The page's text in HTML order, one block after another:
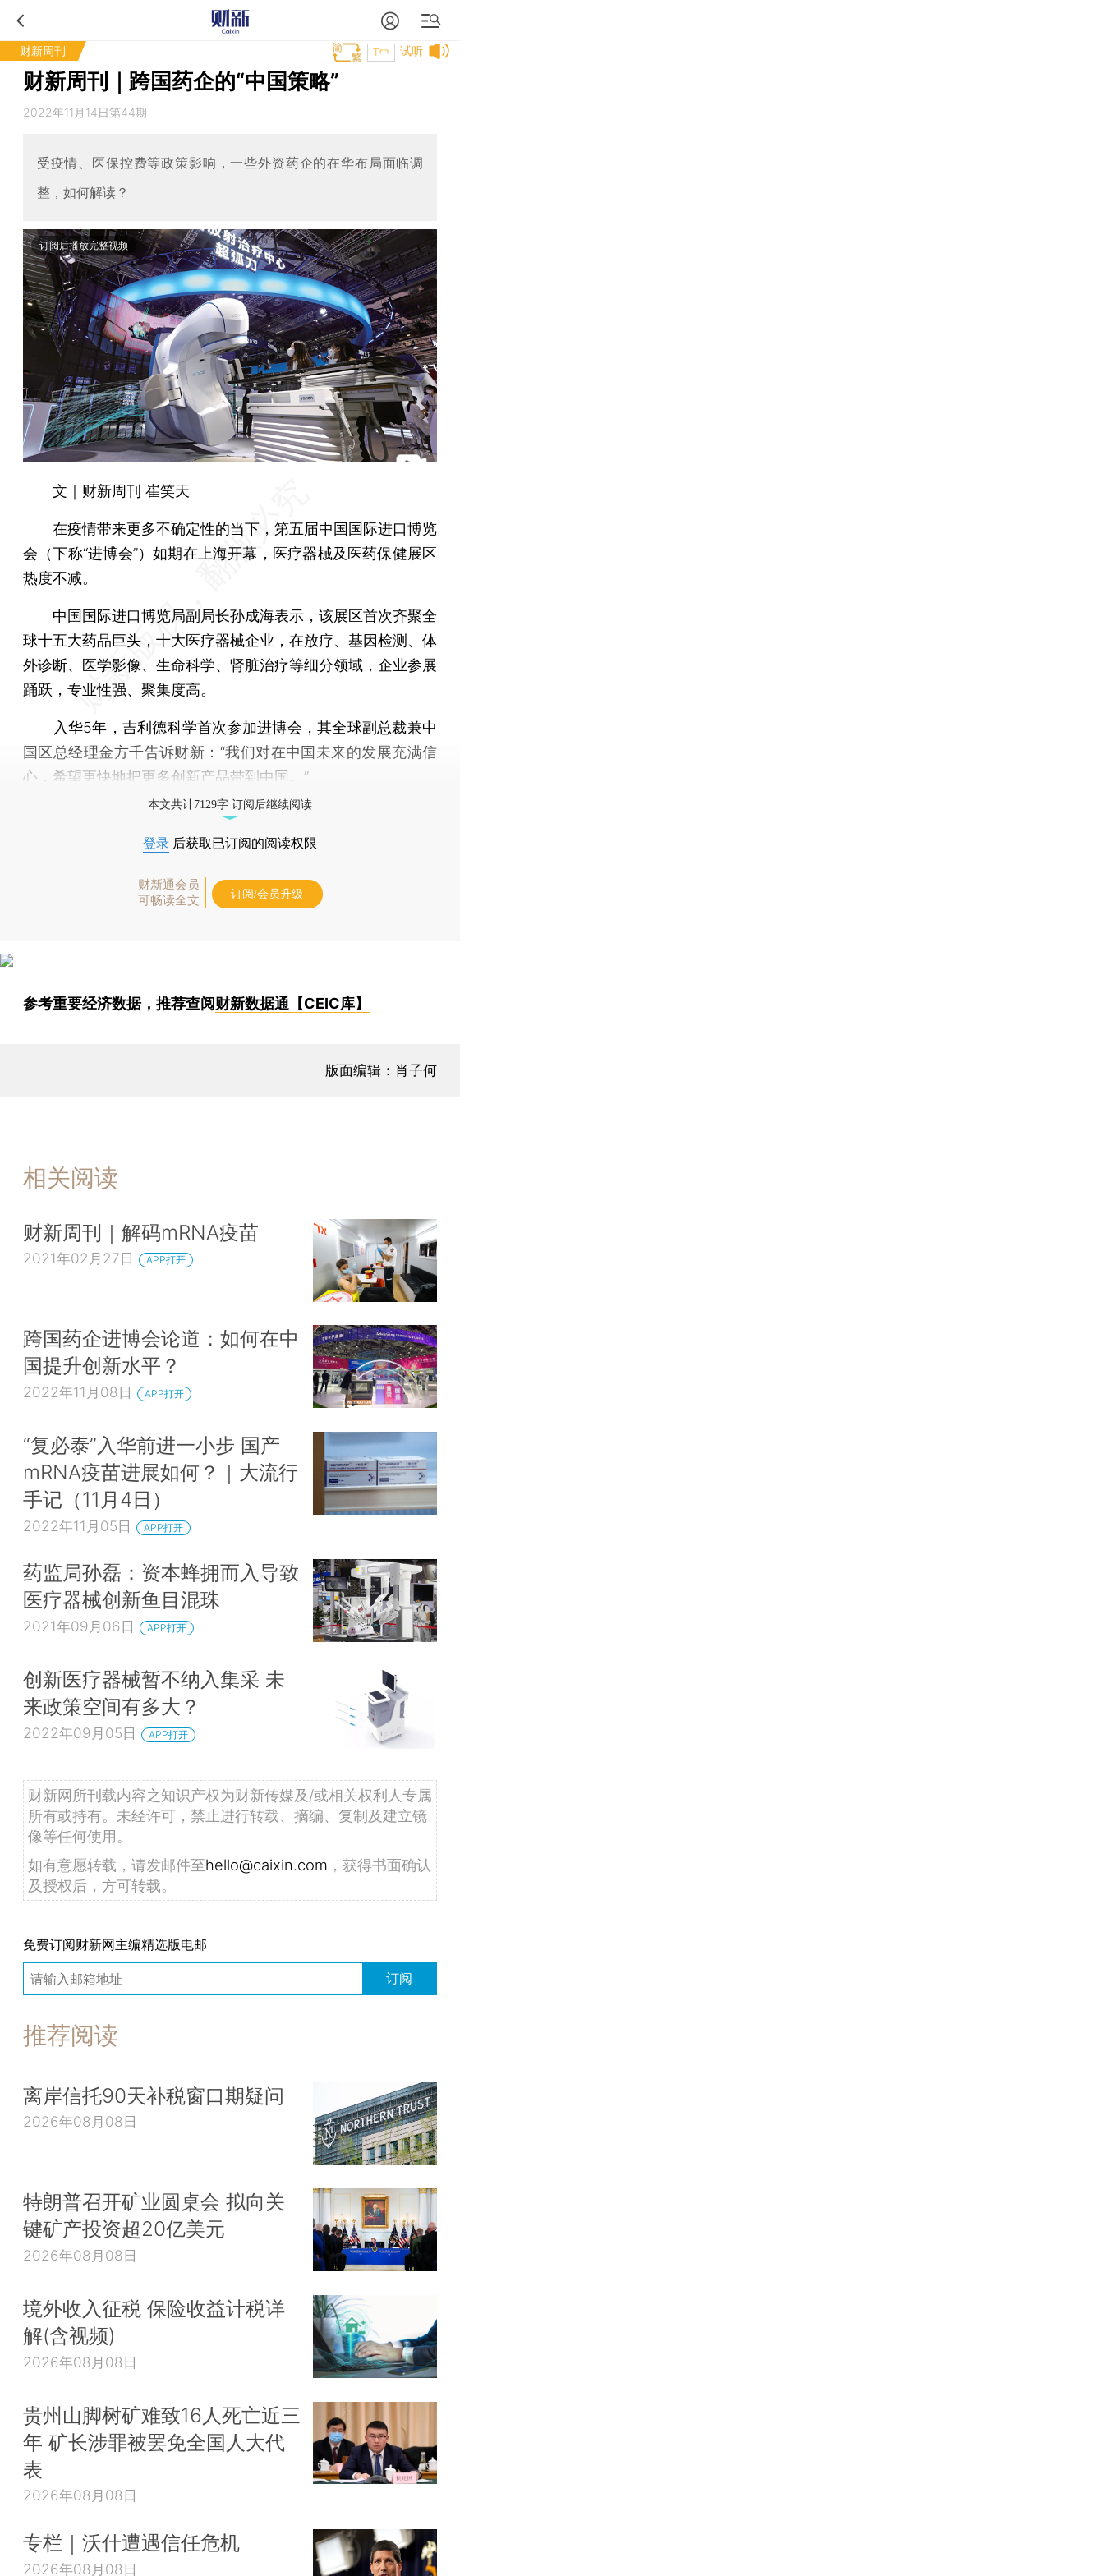
财新周刊 试听
T中
财新周刊｜跨国药企的“中国策略”
2022年11月14日第44期
受疫情、医保控费等政策影响，一些外资药企的在华布局面临调
整，如何解读？
订阅后播放完整视频
文｜财新周刊 崔笑天
在疫情带来更多不确定性的当下，第五届中国国际进口博览
会（下称“进博会”）如期在上海开幕，医疗器械及医药保健展区
热度不减。
中国国际进口博览局副局长孙成海表示，该展区首次齐聚全
球十五大药品巨头，十大医疗器械企业，在放疗、基因检测、体
外诊断、医学影像、生命科学、肾脏治疗等细分领域，企业参展
踊跃，专业性强、聚集度高。
入华5年，吉利德科学首次参加进博会，其全球副总裁兼中
国区总经理金方千告诉财新：“我们对在中国未来的发展充满信
心，希望更快地把更多创新产品带到中国。”
本文共计7129字 订阅后继续阅读
登录 后获取已订阅的阅读权限
财新通会员
可畅读全文
订阅/会员升级
参考重要经济数据，推荐查阅财新数据通【CEIC库】
版面编辑：肖子何
相关阅读
财新周刊｜解码mRNA疫苗
2021年02月27日 APP打开
跨国药企进博会论道：如何在中
国提升创新水平？
2022年11月08日 APP打开
“复必泰”入华前进一小步 国产
mRNA疫苗进展如何？｜大流行
手记（11月4日）
2022年11月05日 APP打开
药监局孙磊：资本蜂拥而入导致
医疗器械创新鱼目混珠
2021年09月06日 APP打开
创新医疗器械暂不纳入集采 未
来政策空间有多大？
2022年09月05日 APP打开
财新网所刊载内容之知识产权为财新传媒及/或相关权利人专属
所有或持有。未经许可，禁止进行转载、摘编、复制及建立镜
像等任何使用。
如有意愿转载，请发邮件至hello@caixin.com ，获得书面确认
及授权后，方可转载。
免费订阅财新网主编精选版电邮
订阅
推荐阅读
离岸信托90天补税窗口期疑问
2026年08月08日
特朗普召开矿业圆桌会 拟向关
键矿产投资超20亿美元
2026年08月08日
境外收入征税 保险收益计税详
解(含视频)
2026年08月08日
贵州山脚树矿难致16人死亡近三
年 矿长涉罪被罢免全国人大代
表
2026年08月08日
专栏｜沃什遭遇信任危机
2026年08月08日